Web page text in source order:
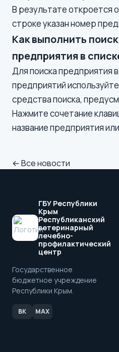
В результате откроется
строке указан номер
Как выполнить
предприятия в
Для поиска предприятия
предприятий
средства поиска,
Нажмите сочетание
название предприятия
← Все новости
ГБУ Республики
Крым
Республиканский
ветеринарный
лечебно-
профилактический
центр
Государственное
бюджетное учреждение
Республики Крым.
ВК MAX